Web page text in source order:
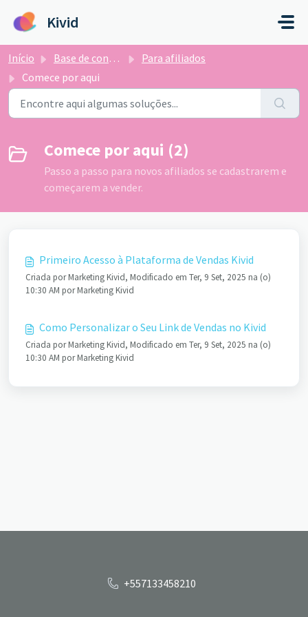
Kivid
Início Base de conhecimento
Para afiliados
Comece por aqui
Comece por aqui (2)
Passo a passo para novos afiliados se cadastrarem e
começarem a vender.
Primeiro Acesso à Plataforma de Vendas Kivid
Criada por Marketing Kivid, Modificado em Ter, 9 Set, 2025 na (o)
10:30 AM por Marketing Kivid
Como Personalizar o Seu Link de Vendas no Kivid
Criada por Marketing Kivid, Modificado em Ter, 9 Set, 2025 na (o)
10:30 AM por Marketing Kivid
+557133458210